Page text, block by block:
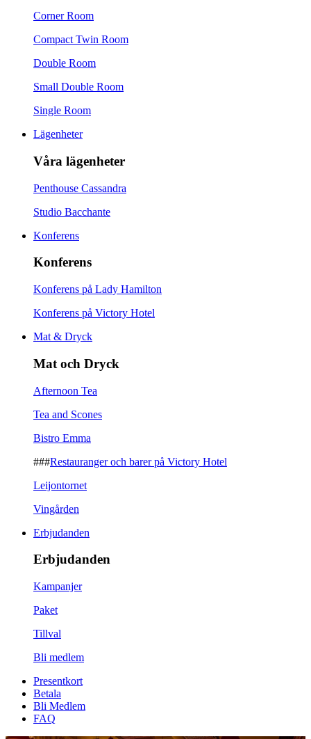
Corner Room
Compact Twin Room
Double Room
Small Double Room
Single Room
Lägenheter
Våra lägenheter
Penthouse Cassandra
Studio Bacchante
Konferens
Konferens
Konferens på Lady Hamilton
Konferens på Victory Hotel
Mat & Dryck
Mat och Dryck
Afternoon Tea
Tea and Scones
Bistro Emma
###Restauranger och barer på Victory Hotel
Leijontornet
Vingården
Erbjudanden
Erbjudanden
Kampanjer
Paket
Tillval
Bli medlem
Presentkort
Betala
Bli Medlem
FAQ